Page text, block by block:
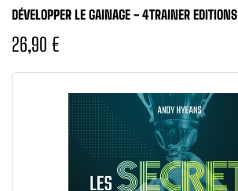
DÉVELOPPER LE GAINAGE - 4TRAINER EDITIONS
26,90 €